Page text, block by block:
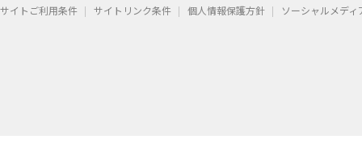
サイトご利用条件 サイトリンク条件 個人情報保護方針 ソーシャルメデ